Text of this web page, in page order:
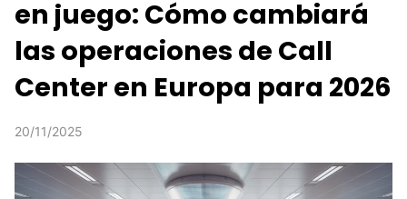
en juego: Cómo cambiará
las operaciones de Call
Center en Europa para 2026
20/11/2025